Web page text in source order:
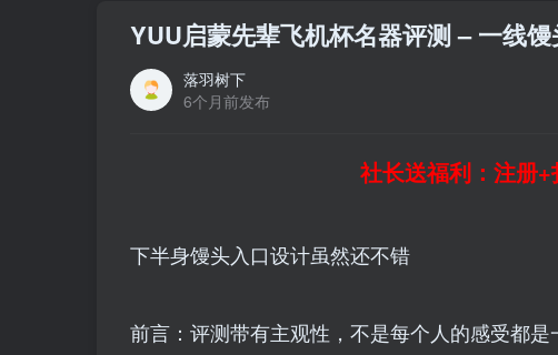
YUU启蒙先辈飞机杯名器评测 – 一线
落羽树下
6个月前发布
社长送福利：注册
下半身馒头入口设计虽然还不错
前言：评测带有主观性，不是每个人的感受都